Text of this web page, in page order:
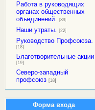
Работа в руководящих
органах общественных
объединений. [39]
Наши утраты. [22]
Руководство Профсоюза.
[18]
Благотворительные акции
[19]
Северо-западный
профсоюз [18]
Форма входа